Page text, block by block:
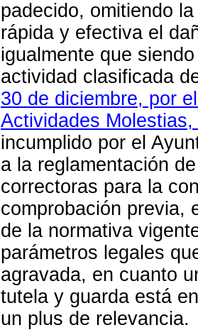
padecido, omitiendo
rápida y efectiva el
igualmente que
actividad clasificada
30 de diciembre, por
Actividades
incumplido por el
a la reglamentación
correctoras para la
comprobación previa,
de la normativa
parámetros legales
agravada, en cuanto
tutela y guarda está
un plus de relevancia.